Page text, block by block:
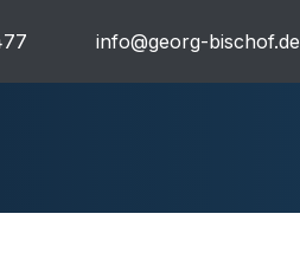
info@georg-bischof.de